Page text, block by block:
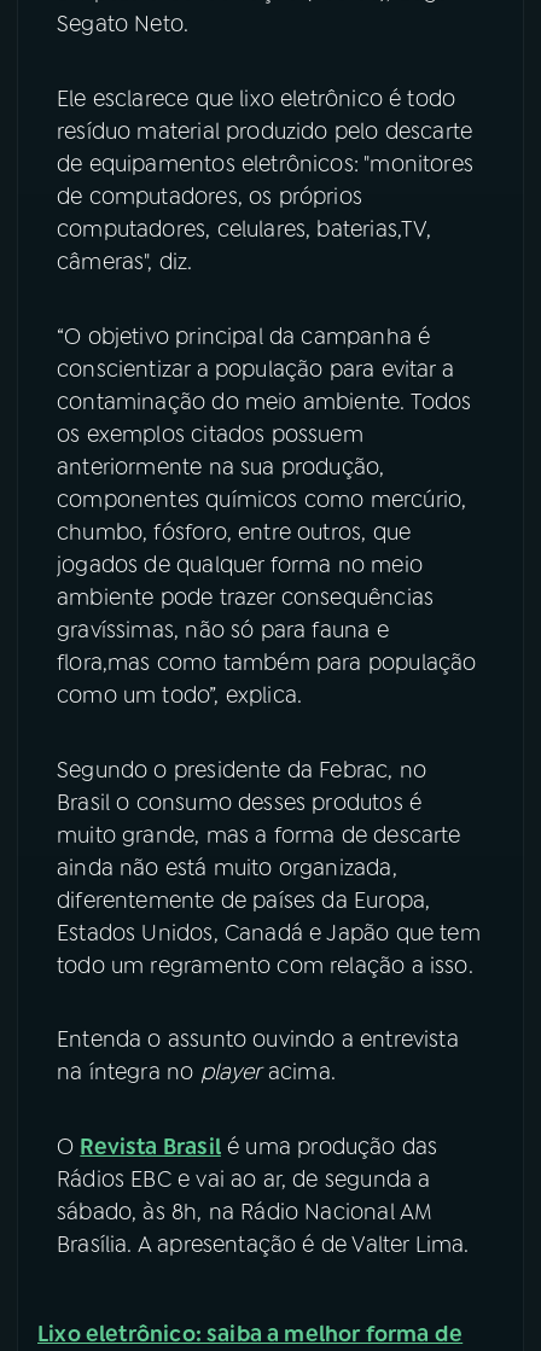
Instagram X
TikTok
Segato Neto.
Ele esclarece que lixo eletrônico é todo
resíduo material produzido pelo descarte
de equipamentos eletrônicos: "monitores
de computadores, os próprios
computadores, celulares, baterias,TV,
câmeras", diz.
“O objetivo principal da campanha é
conscientizar a população para evitar a
contaminação do meio ambiente. Todos
os exemplos citados possuem
anteriormente na sua produção,
componentes químicos como mercúrio,
chumbo, fósforo, entre outros, que
jogados de qualquer forma no meio
ambiente pode trazer consequências
gravíssimas, não só para fauna e
flora,mas como também para população
como um todo”, explica.
Segundo o presidente da Febrac, no
Brasil o consumo desses produtos é
muito grande, mas a forma de descarte
ainda não está muito organizada,
diferentemente de países da Europa,
Estados Unidos, Canadá e Japão que tem
todo um regramento com relação a isso.
Entenda o assunto ouvindo a entrevista
na íntegra no playeracima.
O Revista Brasilé uma produção das
Rádios EBC e vai ao ar, de segunda a
sábado, às 8h, na Rádio Nacional AM
Brasília. A apresentação é de Valter Lima.
Lixo eletrônico: saiba a melhor forma de